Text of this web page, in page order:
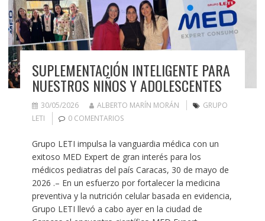
SUPLEMENTACIÓN INTELIGENTE PARA
NUESTROS NIÑOS Y ADOLESCENTES
30/05/2026 ALBERTO MARÍN MORÁN
GRUPO
LETI
0 COMENTARIOS
Grupo LETI impulsa la vanguardia médica con un
exitoso MED Expert de gran interés para los
médicos pediatras del país Caracas, 30 de mayo de
2026 .– En un esfuerzo por fortalecer la medicina
preventiva y la nutrición celular basada en evidencia,
Grupo LETI llevó a cabo ayer en la ciudad de